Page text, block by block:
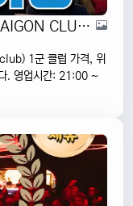
호치민 넥스사이공 클럽 | NEXX SAIGON CLUB | 1군
1군 클럽 가격, 위
. 영업시간: 21:00 ~